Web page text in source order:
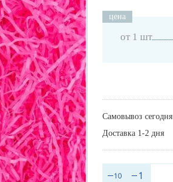
цена
от 1 шт
Самовывоз сегодня
Доставка 1-2 дня